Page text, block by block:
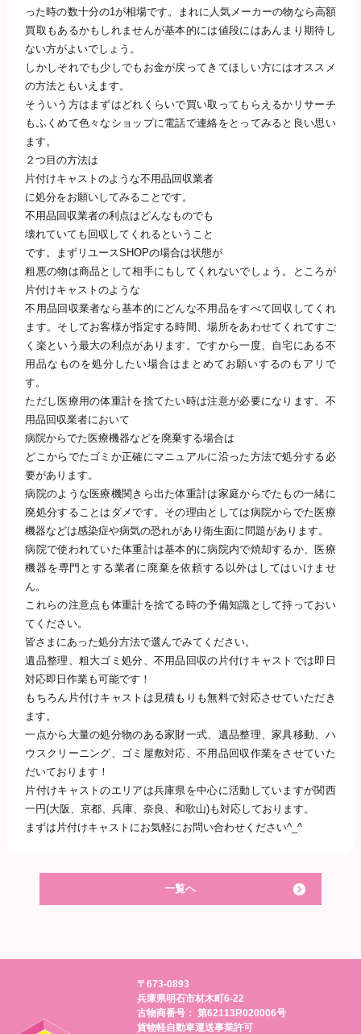
った時の数十分の1 が相場です。まれに人気メーカーの物なら高額
買取もあるかもしれませんが基本的には値段にはあんまり期待し
ない方がよいでしょう。
しかしそれでも少しでもお金が戻ってきてほしい方にはオススメ
の方法ともいえます。
そういう方はまずはどれくらいで買い取ってもらえるかリサーチ
もふくめて色々なショップに電話で連絡をとってみると良い思い
ます。
２つ目の方法は
片付けキャストのような不用品回収業者
に処分をお願いしてみることです。
不用品回収業者の利点はどんなものでも
壊れていても回収してくれるということ
です。まずリユースSHOPの場合は状態が
粗悪の物は商品として相手にもしてくれないでしょう。ところが
片付けキャストのような
不用品回収業者なら基本的にどんな不用品をすべて回収してくれ
ます。そしてお客様が指定する時間、場所をあわせてくれてすご
く楽という最大の利点があります。ですから一度、自宅にある不
用品なものを処分したい場合はまとめてお願いするのもアリで
す。
ただし医療用の体重計を捨てたい時は注意が必要になります。不
用品回収業者において
病院からでた医療機器などを廃棄する場合は
どこからでたゴミか正確にマニュアルに沿った方法で処分する必
要があります。
病院のような医療機関きら出た体重計は家庭からでたもの一緒に
廃処分することはダメです。その理由としては病院からでた医療
機器などは感染症や病気の恐れがあり衛生面に問題があります。
病院で使われていた体重計は基本的に病院内で焼却するか、医療
機器を専門とする業者に廃棄を依頼する以外はしてはいけませ
ん。
これらの注意点も体重計を捨てる時の予備知識として持っておい
てください。
皆さまにあった処分方法で選んでみてください。
遺品整理、粗大ゴミ処分、不用品回収の片付けキャストでは即日
対応即日作業も可能です！
もちろん片付けキャストは見積もりも無料で対応させていただき
ます。
一点から大量の処分物のある家財一式、遺品整理、家具移動、ハ
ウスクリーニング、ゴミ屋敷対応、不用品回収作業をさせていた
だいております！
片付けキャストのエリアは兵庫県を中心に活動していますが関西
一円(大阪、京都、兵庫、奈良、和歌山)も対応しております。
まずは片付けキャストにお気軽にお問い合わせください^_^
一覧へ
〒673-0893
兵庫県明石市材木町6-22
古物商番号： 第62113R020006号
貨物軽自動車運送事業許可